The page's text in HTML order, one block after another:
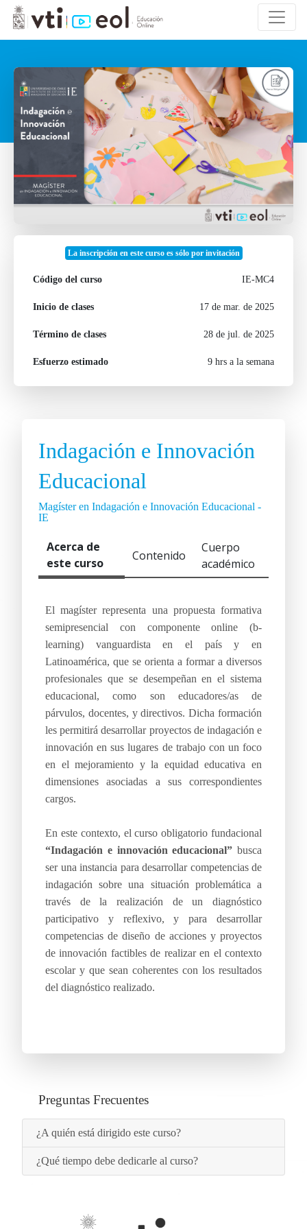
La inscripción en este curso es sólo por invitación
Código del curso IE-MC4
Inicio de clases 17 de mar. de 2025
Término de clases 28 de jul. de 2025
Esfuerzo estimado 9 hrs a la semana
Indagación e Innovación
Educacional
Magíster en Indagación e Innovación Educacional -
IE
Acerca de
este curso
Contenido
Cuerpo
académico
El magíster representa una propuesta formativa
semipresencial con componente online (b-
learning) vanguardista en el país y en
Latinoamérica, que se orienta a formar a diversos
profesionales que se desempeñan en el sistema
educacional, como son educadores/as de
párvulos, docentes, y directivos. Dicha formación
les permitirá desarrollar proyectos de indagación e
innovación en sus lugares de trabajo con un foco
en el mejoramiento y la equidad educativa en
dimensiones asociadas a sus correspondientes
cargos.
En este contexto, el curso obligatorio fundacional
“Indagación e innovación educacional” busca
ser una instancia para desarrollar competencias de
indagación sobre una situación problemática a
través de la realización de un diagnóstico
participativo y reflexivo, y para desarrollar
competencias de diseño de acciones y proyectos
de innovación factibles de realizar en el contexto
escolar y que sean coherentes con los resultados
del diagnóstico realizado.
Preguntas Frecuentes
¿A quién está dirigido este curso?
¿Qué tiempo debe dedicarle al curso?